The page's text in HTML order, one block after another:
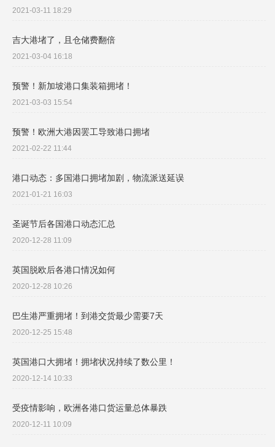
2021-03-11 18:29
吉大港堵了，且仓储费翻倍
2021-03-04 16:18
预警！新加坡港口集装箱拥堵！
2021-03-03 15:54
预警！欧洲大港因罢工导致港口拥堵
2021-02-22 11:44
港口动态：多国港口拥堵加剧，物流派送延误
2021-01-21 16:03
圣诞节后各国港口动态汇总
2020-12-28 11:09
英国脱欧后各港口情况如何
2020-12-28 10:26
巴生港严重拥堵！到港交货最少需要7天
2020-12-25 15:48
英国港口大拥堵！拥堵状况持续了数公里！
2020-12-14 10:33
受疫情影响，欧洲各港口货运量总体暴跌
2020-12-11 10:09